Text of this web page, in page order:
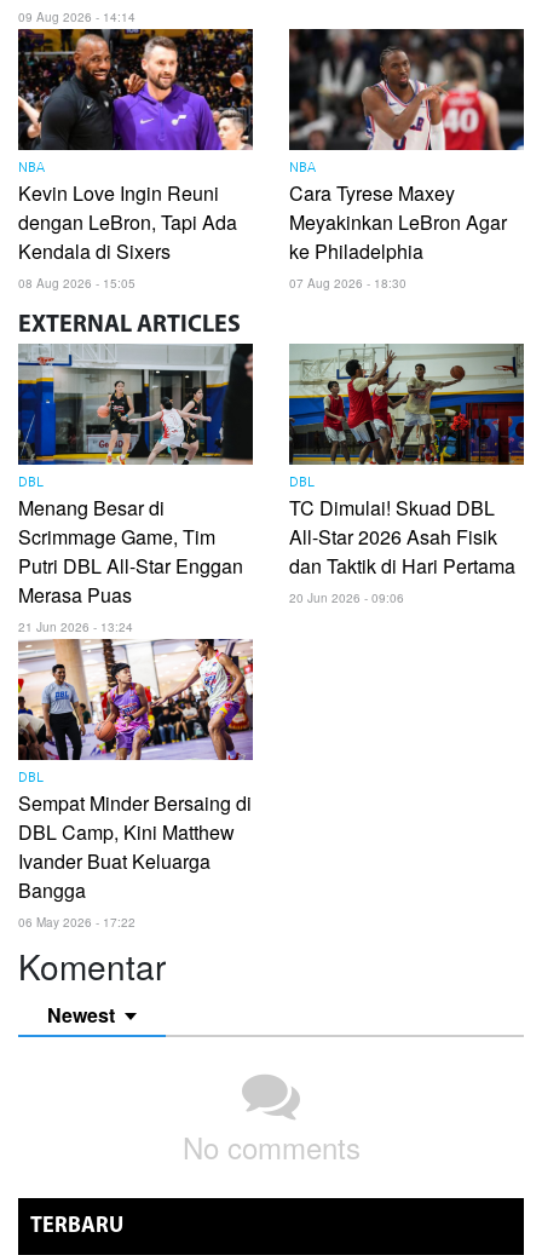
09 Aug 2026 - 14:14
NBA
Kevin Love Ingin Reuni
dengan LeBron, Tapi Ada
Kendala di Sixers
08 Aug 2026 - 15:05
NBA
Cara Tyrese Maxey
Meyakinkan LeBron Agar
ke Philadelphia
07 Aug 2026 - 18:30
EXTERNAL ARTICLES
DBL
Menang Besar di
Scrimmage Game, Tim
Putri DBL All-Star Enggan
Merasa Puas
21 Jun 2026 - 13:24
DBL
TC Dimulai! Skuad DBL
All-Star 2026 Asah Fisik
dan Taktik di Hari Pertama
20 Jun 2026 - 09:06
DBL
Sempat Minder Bersaing di
DBL Camp, Kini Matthew
Ivander Buat Keluarga
Bangga
06 May 2026 - 17:22
Komentar
Newest
No comments
TERBARU